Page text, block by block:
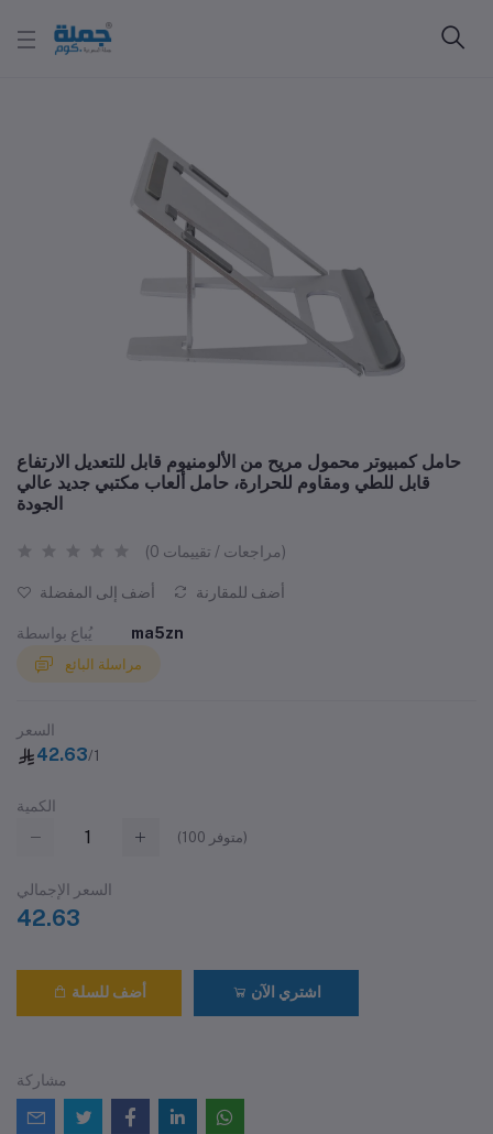
حامل كمبيوتر محمول مريح من الألومنيوم قابل للتعديل الارتفاع
قابل للطي ومقاوم للحرارة، حامل ألعاب مكتبي جديد عالي
الجودة
(0 مراجعات / تقييمات)
أضف إلى المفضلة أضف للمقارنة
يُباع بواسطة ma5zn
مراسلة البائع
السعر
42.63/1
الكمية
(100 متوفر)
السعر الإجمالي
42.63
أضف للسلة اشتري الآن
مشاركة